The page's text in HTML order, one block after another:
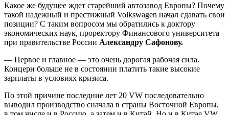
Какое же будущее ждет старейший автозавод Европы? Почему
такой надежный и престижный Volkswagen начал сдавать свои
позиции? С таким вопросом мы обратились к доктору
экономических наук, проректору Финансового университета
при правительстве России Александру Сафонову.
— Первое и главное — это очень дорогая рабочая сила.
Концерн больше не в состоянии платить такие высокие
зарплаты в условиях кризиса.
По этой причине последние лет 20 VW последовательно
выводил производство сначала в страны Восточной Европы,